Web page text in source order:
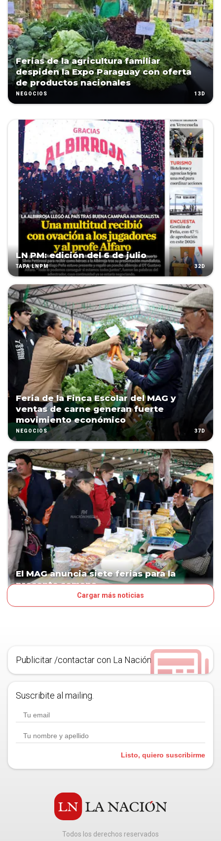
Ferias de la agricultura familiar
despiden la Expo Paraguay con oferta
de productos nacionales
NEGOCIOS 13D
LN PM: edición del 6 de julio
TAPA LNPM 32D
Feria de la Finca Escolar del MAG y
ventas de carne generan fuerte
movimiento económico
NEGOCIOS 37D
El MAG anuncia siete ferias para la
presente semana
Cargar más noticias
Publicitar /contactar con La Nación
Suscribite al mailing.
Listo, quiero suscribirme
Todos los derechos reservados